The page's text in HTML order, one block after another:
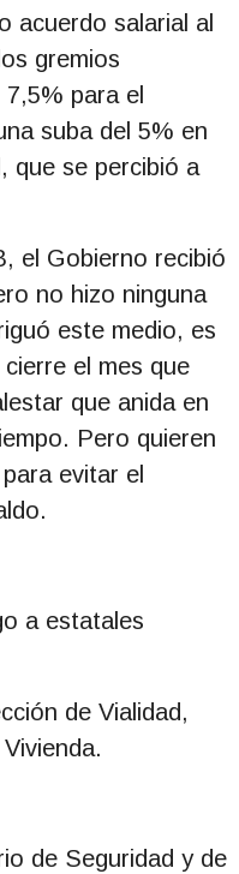
acuerdo salarial al
gremios
para el
suba del 5% en
que se percibió a
el Gobierno recibió
no hizo ninguna
este medio, es
cierre el mes que
que anida en
Pero quieren
evitar el
a estatales
de Vialidad,
de Seguridad y de